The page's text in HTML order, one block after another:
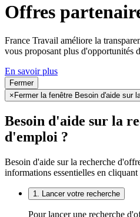
Offres
France Travail améliore la
vous proposant plus d'opportunités
En savoir plus
Fermer
× Fermer la fenêtre Besoin d'aide sur
Besoin d'aide sur la
d'emploi ?
Besoin d'aide sur la recherche
informations essentielles en
1. Lancer votre recherche
Pour lancer une recherche